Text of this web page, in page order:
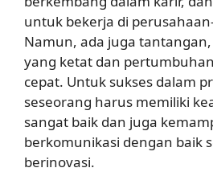
untuk bekerja di
Namun, ada juga
yang ketat dan
cepat. Untuk sukses dalam
seseorang harus memiliki
sangat baik dan juga
berkomunikasi dengan baik
berinovasi.